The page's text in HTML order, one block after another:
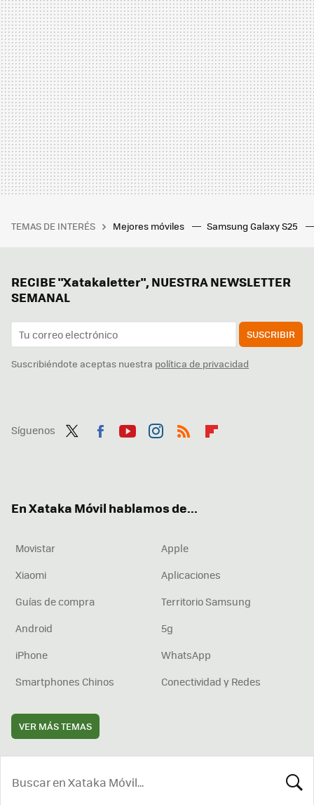
TEMAS DE INTERÉS Mejores móviles Samsung Galaxy S25
RECIBE "Xatakaletter", NUESTRA NEWSLETTER
SEMANAL
SUSCRIBIR
Suscribiéndote aceptas nuestra política de privacidad
Síguenos
En Xataka Móvil hablamos de...
Movistar
Apple
Xiaomi
Aplicaciones
Guías de compra
Territorio Samsung
Android
5g
iPhone
WhatsApp
Smartphones Chinos
Conectividad y Redes
VER MÁS TEMAS